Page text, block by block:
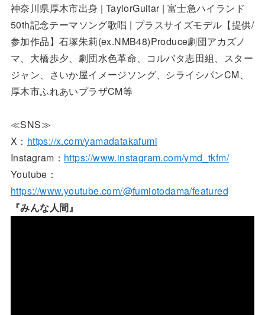
神奈川県厚木市出身 | TaylorGuitar | 富士急ハイランド
50th記念テーマソング歌唱 | プラスサイズモデル【提供/
参加作品】石塚朱莉(ex.NMB48)Produce劇団アカズノ
マ、大橋歩夕、劇団水色革命、コルバタ志田組、スター
ジャン、さいか屋イメージソング、シライシパンCM、
厚木市ふれあいプラザCM等
≪SNS≫
X： https://x.com/yamadatakafumi
Instagram： https://www.instagram.com/ymd_tkfm/
Youtube：
https://www.youtube.com/@fumiotodama/featured
『みんな人間』